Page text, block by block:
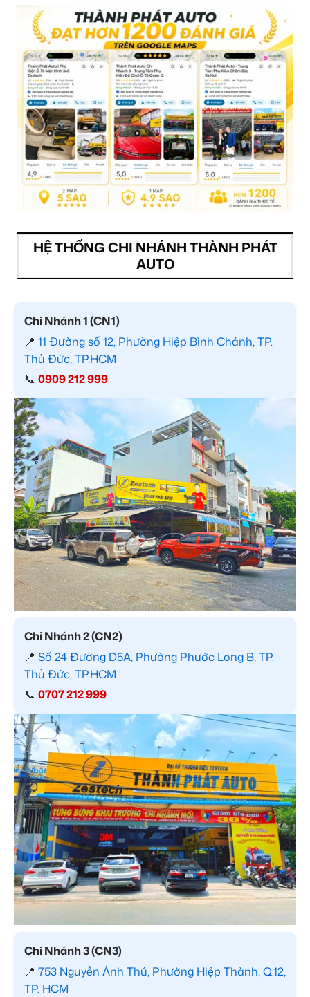
HỆ THỐNG CHI NHÁNH THÀNH PHÁT
AUTO
Chi Nhánh 1 (CN1)
📍 11 Đường số 12, Phường Hiệp Bình Chánh, TP.
Thủ Đức, TP.HCM
📞 0909 212 999
Chi Nhánh 2 (CN2)
📍 Số 24 Đường D5A, Phường Phước Long B, TP.
Thủ Đức, TP.HCM
📞 0707 212 999
Chi Nhánh 3 (CN3)
📍 753 Nguyễn Ảnh Thủ, Phường Hiệp Thành, Q.12,
TP. HCM